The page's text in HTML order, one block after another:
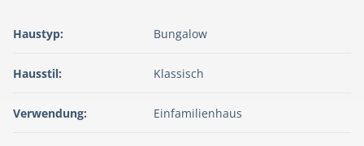
Haustyp: Bungalow
Hausstil: Klassisch
Verwendung: Einfamilienhaus